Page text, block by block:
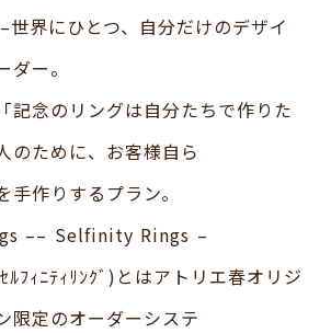
界にひとつ、自分だけのデザイ
ー。
念のリングは自分たちで作りた
のために、お客様自ら
作りするプラン。
–– Selfinity Rings –
ﾌｨﾆﾃｨﾘﾝｸﾞ)とはアトリエ春オリジ
限定のオーダーシステ